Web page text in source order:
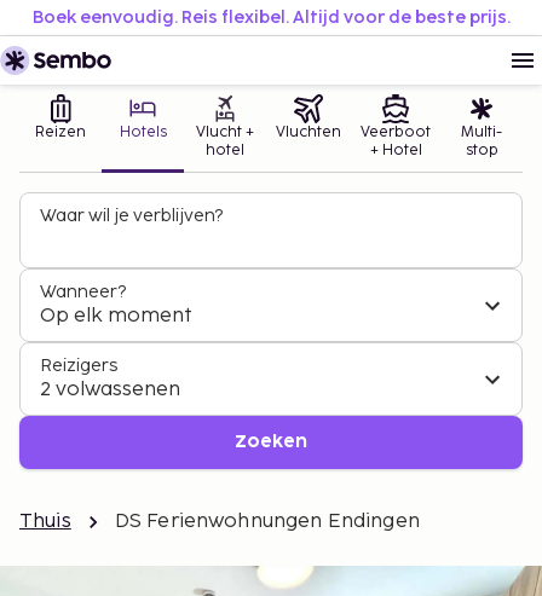
Boek eenvoudig. Reis flexibel. Altijd voor de beste prijs.
Reizen Hotels
Vlucht +
hotel
Vluchten
Veerboot
+ Hotel
Multi-
stop
Waar wil je verblijven?
Wanneer?
Op elk moment
Reizigers
2 volwassenen
Zoeken
Thuis DS Ferienwohnungen Endingen